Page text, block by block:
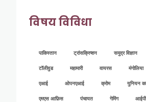
विषय विविधा
पाकिस्तान ट्रांसक्रिप्शन समुद्र विज्ञान
टॉलीवुड महामारी वायरस मंगोलिया
एआई ओपनएआई क्रोम युनियन
एमएस आफ़िस पंचायत गेमिंग